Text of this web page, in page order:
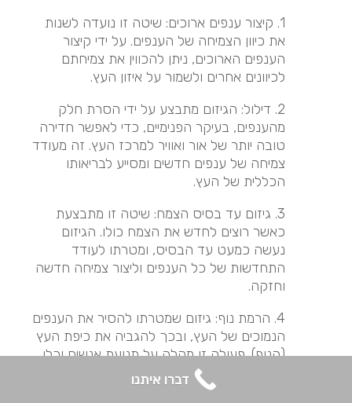
1. קיצור ענפים ארוכים: שיטה זו נועדה לשנות
את כיוון הצמיחה של הענפים. על ידי קיצור
הענפים הארוכים, ניתן להכווין את צמיחתם
לכיוונים אחרים ולשמור על איזון העץ.
2. דילול: הגיזום מתבצע על ידי הסרת חלק
מהענפים, בעיקר הפנימיים, כדי לאפשר חדירה
טובה יותר של אור ואוויר למרכז העץ. זה מעודד
צמיחה של ענפים חדשים ומסייע לבריאותו
הכללית של העץ.
3. גיזום עד בסיס הצמח: שיטה זו מתבצעת
כאשר רוצים לחדש את הצמח כולו. הגיזום
נעשה כמעט עד הבסיס, ומטרתו לעודד
התחדשות של כל הענפים וליצור צמיחה חדשה
וחזקה.
4. הרמת נוף: גיזום שמטרתו להסיר את הענפים
הנמוכים של העץ, ובכך להגביה את כיפת העץ
(הנוף). פעולה זו מקלה על תנועת אנשים וכלי
רכב מתחת לעץ והיא גם מאפשרת יותר אור
להיכנס לאזור שמתחת לעץ.
דברו איתנו